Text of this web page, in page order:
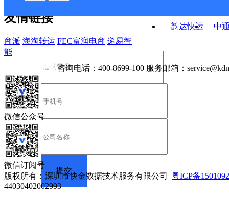
韵达快运
中
友情链接
商派 海淘转运 FEC富润电商 递易智
能
咨询电话： 400-8699-100 服务邮箱：
微信公众号
微信订阅号
版权所有：深圳市快金数据技术服务有限公司 粤ICP备
44030402002993